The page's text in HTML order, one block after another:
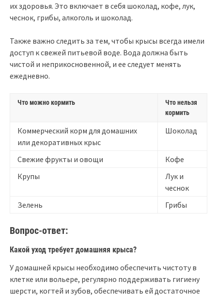
их здоровья. Это включает в себя шоколад, кофе, лук,
чеснок, грибы, алкоголь и шоколад.
Также важно следить за тем, чтобы крысы всегда имели
доступ к свежей питьевой воде. Вода должна быть
чистой и неприкосновенной, и ее следует менять
ежедневно.
Что можно кормить
Что нельзя
кормить
Коммерческий корм для домашних
или декоративных крыс
Шоколад
Свежие фрукты и овощи
Кофе
Крупы
Лук и
чеснок
Зелень
Грибы
Вопрос-ответ:
Какой уход требует домашняя крыса?
У домашней крысы необходимо обеспечить чистоту в
клетке или вольере, регулярно поддерживать гигиену
шерсти, когтей и зубов, обеспечивать ей достаточное